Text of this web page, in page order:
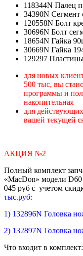
118344N Палец
34390N Сегмент
120558N Болт
30696N Болт
18654N Гайка
30669N Гайка
129297
для новых
500 тыс, вы
программы и
накопительная
для
вашей текущей
АКЦИЯ №2
Полный комплект
«MacDon» модели
045 руб с учетом
тыс.руб:
1) 132896N Головка
2) 132897N Головка
Что входит в комплект: